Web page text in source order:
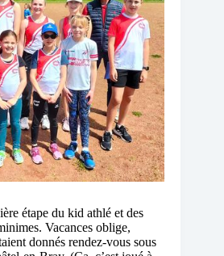
étape du kid athlé et des
Vacances oblige,
donnés rendez-vous sous